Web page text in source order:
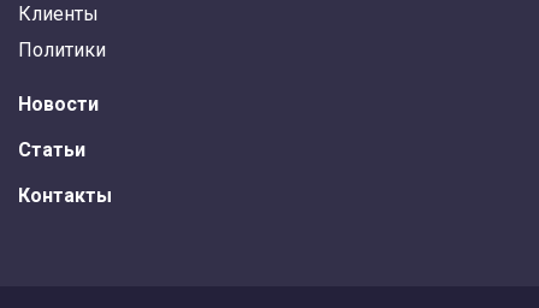
Клиенты
Политики
Новости
Статьи
Контакты